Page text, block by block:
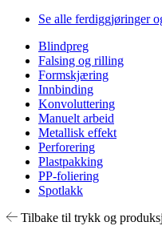
Se alle ferdiggjøringer
Blindpreg
Falsing og rilling
Formskjæring
Innbinding
Konvoluttering
Manuelt arbeid
Metallisk effekt
Perforering
Plastpakking
PP-foliering
Spotlakk
Tilbake til trykk og